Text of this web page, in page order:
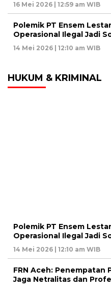
16 Mei 2026 | 12:59 am WIB
Polemik PT Ensem
Operasional Ilegal Jadi
14 Mei 2026 | 12:10 am WIB
HUKUM & KRIMINAL
Polemik PT Ensem
Operasional Ilegal Jadi
14 Mei 2026 | 12:10 am WIB
FRN Aceh: Penempatan
Jaga Netralitas dan